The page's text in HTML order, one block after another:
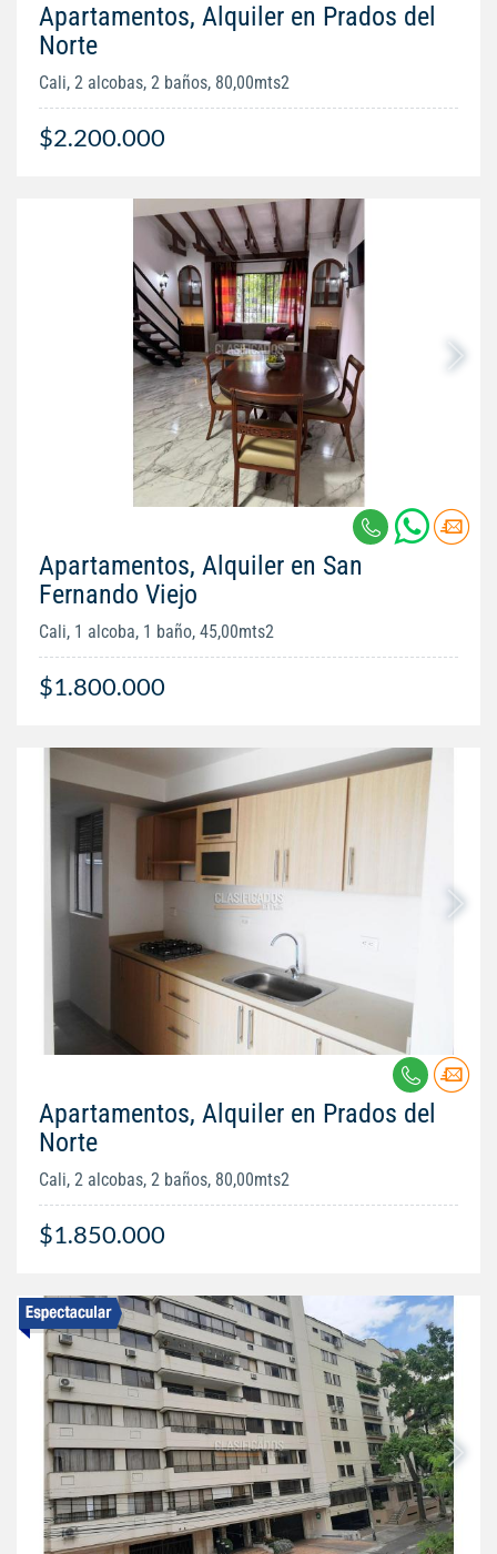
Apartamentos, Alquiler en Prados del
Norte
Cali, 2 alcobas, 2 baños, 80,00mts2
$2.200.000
Apartamentos, Alquiler en San
Fernando Viejo
Cali, 1 alcoba, 1 baño, 45,00mts2
$1.800.000
Apartamentos, Alquiler en Prados del
Norte
Cali, 2 alcobas, 2 baños, 80,00mts2
$1.850.000